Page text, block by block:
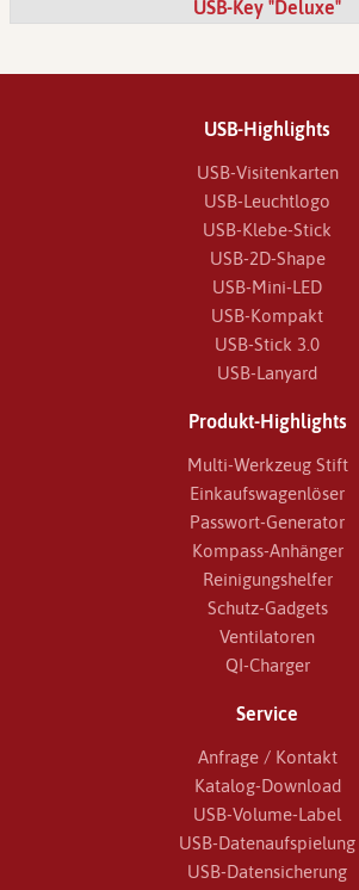
USB-Key "Deluxe"
USB-Highlights
USB-Visitenkarten
USB-Leuchtlogo
USB-Klebe-Stick
USB-2D-Shape
USB-Mini-LED
USB-Kompakt
USB-Stick 3.0
USB-Lanyard
Produkt-Highlights
Multi-Werkzeug Stift
Einkaufswagenlöser
Passwort-Generator
Kompass-Anhänger
Reinigungshelfer
Schutz-Gadgets
Ventilatoren
QI-Charger
Service
Anfrage / Kontakt
Katalog-Download
USB-Volume-Label
USB-Datenaufspielung
USB-Datensicherung